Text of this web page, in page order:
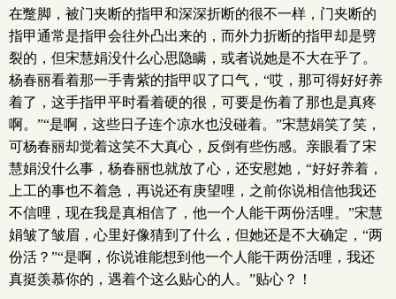
在蹩脚，被门夹断的指甲和深深折断的很不一样，门夹断的
指甲通常是指甲会往外凸出来的，而外力折断的指甲却是劈
裂的，但宋慧娟没什么心思隐瞒，或者说她是不大在乎了。
杨春丽看着那一手青紫的指甲叹了口气，“哎，那可得好好养
着了，这手指甲平时看着硬的很，可要是伤着了那也是真疼
啊。”“是啊，这些日子连个凉水也没碰着。”宋慧娟笑了笑，
可杨春丽却觉着这笑不大真心，反倒有些伤感。亲眼看了宋
慧娟没什么事，杨春丽也就放了心，还安慰她，“好好养着，
上工的事也不着急，再说还有庚望哩，之前你说相信他我还
不信哩，现在我是真相信了，他一个人能干两份活哩。”宋慧
娟皱了皱眉，心里好像猜到了什么，但她还是不大确定，“两
份活？”“是啊，你说谁能想到他一个人能干两份活哩，我还
真挺羡慕你的，遇着个这么贴心的人。”贴心？！